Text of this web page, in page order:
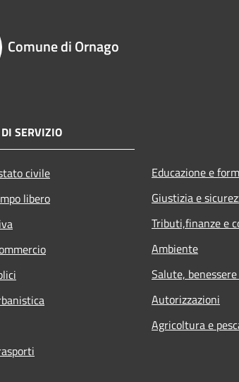
Comune di Ornago
SERVIZIO
civile
libero
Educazione e
Giustizia e
Tributi,finanze e
Ambiente
Salute,
Autorizzazioni
Agricoltura e